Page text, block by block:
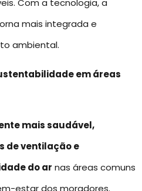
Com a tecnologia, a
mais integrada e
ambiental.
em áreas
mais saudável,
de ventilação e
do ar nas áreas comuns
estar dos moradores.